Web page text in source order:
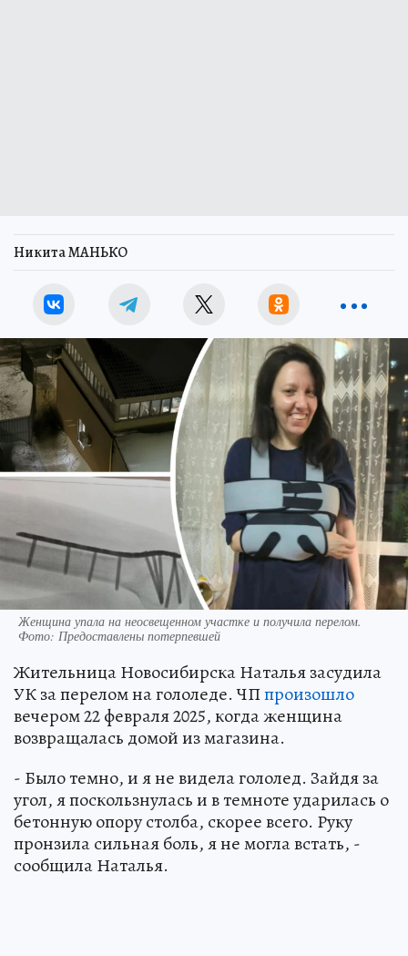
Никита МАНЬКО
Женщина упала на неосвещенном участке и получила перелом.
Фото: Предоставлены потерпевшей
Жительница Новосибирска Наталья засудила
УК за перелом на гололеде. ЧПпроизошло
вечером 22 февраля 2025, когда женщина
возвращалась домой из магазина.
- Было темно, и я не видела гололед. Зайдя за
угол, я поскользнулась и в темноте ударилась о
бетонную опору столба, скорее всего. Руку
пронзила сильная боль, я не могла встать, -
сообщила Наталья.